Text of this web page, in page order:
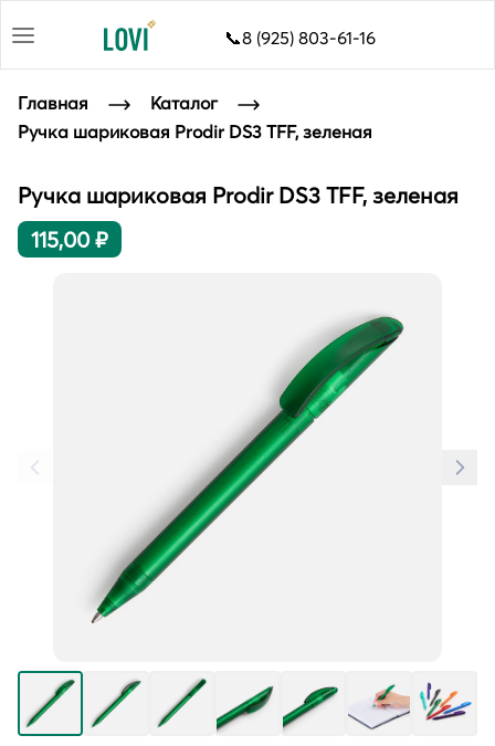
📞8 (925) 803-61-16
Главная
Каталог
Ручка шариковая Prodir DS3 TFF, зеленая
Ручка шариковая Prodir DS3 TFF, зеленая
115,00 ₽